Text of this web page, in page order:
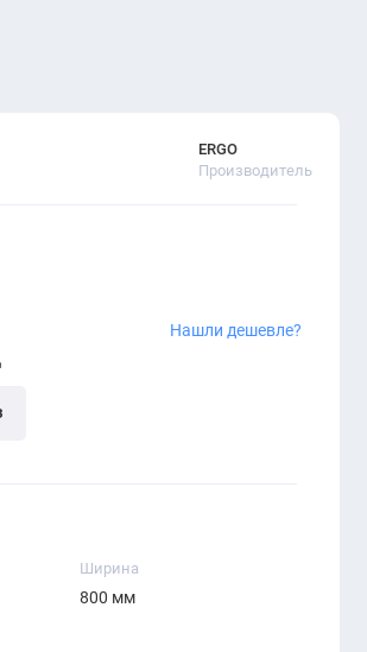
ERGO
Производитель
Нашли дешевле?
Ширина
800 мм